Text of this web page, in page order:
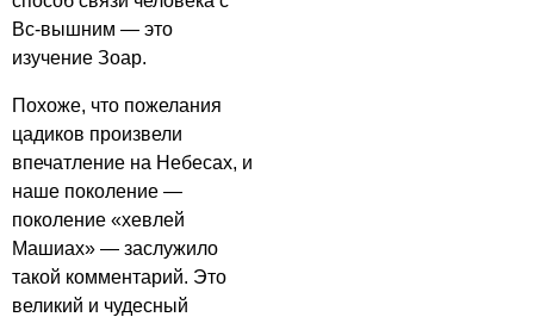
Вс-вышним — это
изучение Зоар.
Похоже, что пожелания
цадиков произвели
впечатление на Небесах, и
наше поколение —
поколение «хевлей
Машиах» — заслужило
такой комментарий. Это
великий и чудесный